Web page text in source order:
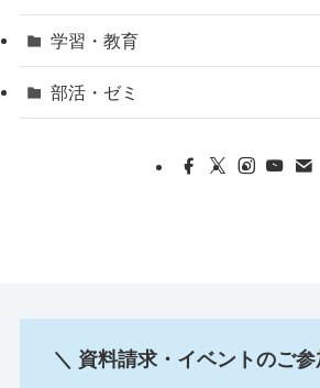
学習・教育
部活・ゼミ
＼ 資料請求・イベントのご